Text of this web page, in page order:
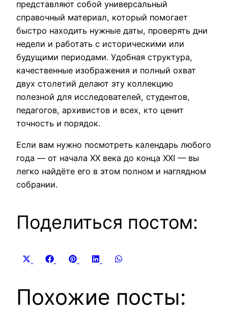
представляют собой универсальный
справочный материал, который помогает
быстро находить нужные даты, проверять дни
недели и работать с историческими или
будущими периодами. Удобная структура,
качественные изображения и полный охват
двух столетий делают эту коллекцию
полезной для исследователей, студентов,
педагогов, архивистов и всех, кто ценит
точность и порядок.
Если вам нужно посмотреть календарь любого
года — от начала XX века до конца XXI — вы
легко найдёте его в этом полном и наглядном
собрании.
Поделиться постом:
Share
Share
Facebook
Share
PinterestShare
LinkedIn
Похожие посты: